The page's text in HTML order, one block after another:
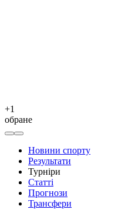
+1
обране
Новини спорту
Результати
Турніри
Статті
Прогнози
Трансфери